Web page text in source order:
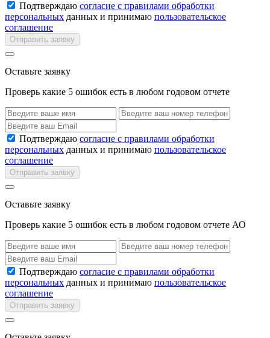
Подтверждаю согласие с правилами обработки
персональных данных и принимаю пользовательское
соглашение
Отправить заявку
Оставьте заявку
Проверь какие 5 ошибок есть в любом годовом отчете
Подтверждаю согласие с правилами обработки
персональных данных и принимаю пользовательское
соглашение
Отправить заявку
Оставьте заявку
Проверь какие 5 ошибок есть в любом годовом отчете АО
Подтверждаю согласие с правилами обработки
персональных данных и принимаю пользовательское
соглашение
Отправить заявку